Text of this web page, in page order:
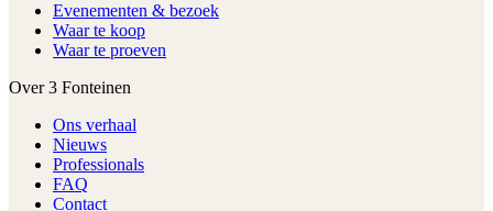
Evenementen & bezoek
Waar te koop
Waar te proeven
Over 3 Fonteinen
Ons verhaal
Nieuws
Professionals
FAQ
Contact